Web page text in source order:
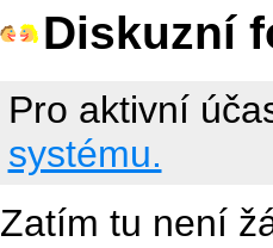
Diskuzní
Pro aktivní
systému.
Zatím tu není